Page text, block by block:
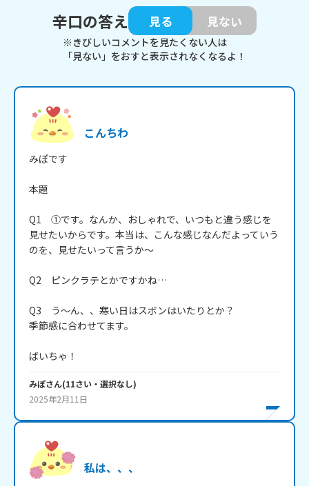
辛口の答え
見る 見ない
※きびしいコメントを見たくない人は
「見ない」をおすと表示されなくなるよ！
こんちわ
みぽです
本題
Q1　①です。なんか、おしゃれで、いつもと違う感じを
見せたいからです。本当は、こんな感じなんだよっていう
のを、見せたいって言うか～
Q2　ピンクラテとかですかね…
Q3　う～ん、、寒い日はスボンはいたりとか？
季節感に合わせてます。
ばいちゃ！
みぽさん(11さい・ 選択なし)
2025年2月11日
私は、、、